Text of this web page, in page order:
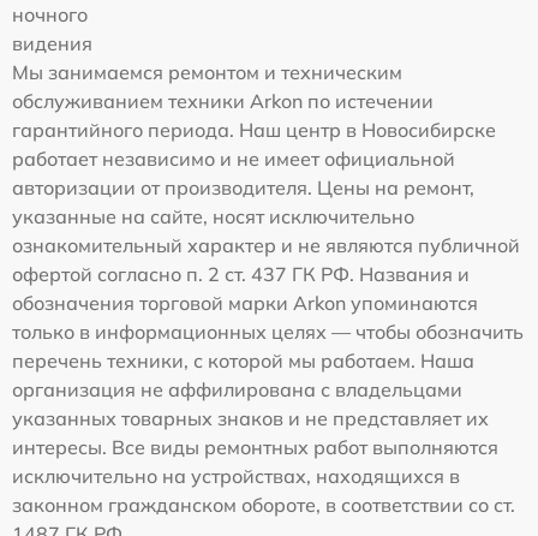
ночного
видения
Мы занимаемся ремонтом и техническим
обслуживанием техники Arkon по истечении
гарантийного периода. Наш центр в Новосибирске
работает независимо и не имеет официальной
авторизации от производителя. Цены на ремонт,
указанные на сайте, носят исключительно
ознакомительный характер и не являются публичной
офертой согласно п. 2 ст. 437 ГК РФ. Названия и
обозначения торговой марки Arkon упоминаются
только в информационных целях — чтобы обозначить
перечень техники, с которой мы работаем. Наша
организация не аффилирована с владельцами
указанных товарных знаков и не представляет их
интересы. Все виды ремонтных работ выполняются
исключительно на устройствах, находящихся в
законном гражданском обороте, в соответствии со ст.